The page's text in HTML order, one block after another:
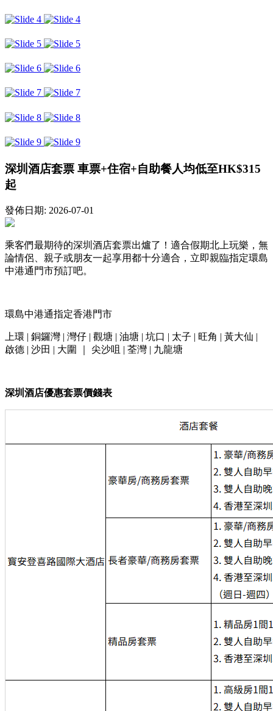
深圳酒店套票 車票+住宿+自助餐人均低至HK$315
起
發佈日期: 2026-07-01
乘客們最期待的深圳酒店套票出爐了！ 適合假期北上玩樂， 無
論情侶、親子或朋友一起享用都十分適合 ， 立即親臨指定環島
中港通門市預訂吧。
環島中港通指定香港門市
上環 | 銅鑼灣 | 灣仔 | 觀塘 | 油塘 | 坑口 | 太子 | 旺角 | 黃大仙 |
啟德 | 沙田 | 大圍 尖沙咀 | 荃灣 | 九龍塘
深圳 酒店優惠套票價錢表